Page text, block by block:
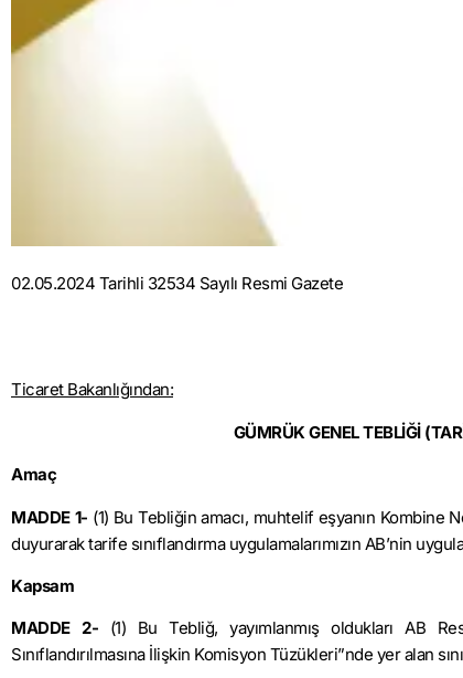
02.05.2024 Tarihli 32534 Sayılı Resmi Gazete
Ticaret Bakanlığından:
GÜMRÜK GENEL TEBLİĞİ
Amaç
MADDE 1- (1) Bu Tebliğin amacı, muhtelif eşyanın Kombine
duyurarak tarife sınıflandırma uygulamalarımızın AB’nin
Kapsam
MADDE 2- (1) Bu Tebliğ, yayımlanmış oldukları AB
Sınıflandırılmasına İlişkin Komisyon Tüzükleri”nde yer alan